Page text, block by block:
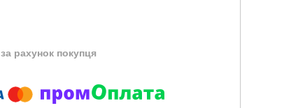
за рахунок покупця